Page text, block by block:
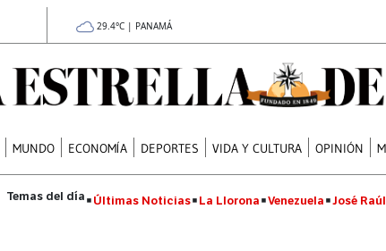
29.4°C | PANAMÁ
MUNDO ECONOMÍA DEPORTES VIDA Y CULTURA OPINIÓN
Últimas Noticias La Llorona Venezuela José